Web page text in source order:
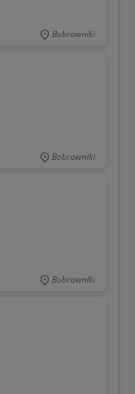
Bobrowniki
Bobrowniki
Bobrowniki